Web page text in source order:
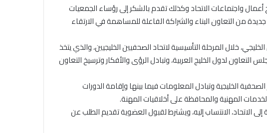
واجتماعات الاتحاد وكذلك تقدم بالشكر إلى رؤساء الجمعيات
جديدة من التعاون البناء والشراكة الفاعلة للمساهمة في الارتقاء
خلال المرحلة التأسيسية لاتحاد الصحفيين الخليجيين، والذي يتخذ
لدول الخليج العربية، وتبادل الرؤى والأفكار وترسيخ التعاون
الخليجية وتبادل المعلومات فيما بينها وإقامة الدورات
المهنية والمحافظة على أخلاقيات المهنة.
الاتحاد، الانتساب إليه، ويشترط لقبول العضوية تقديم الطلب عن